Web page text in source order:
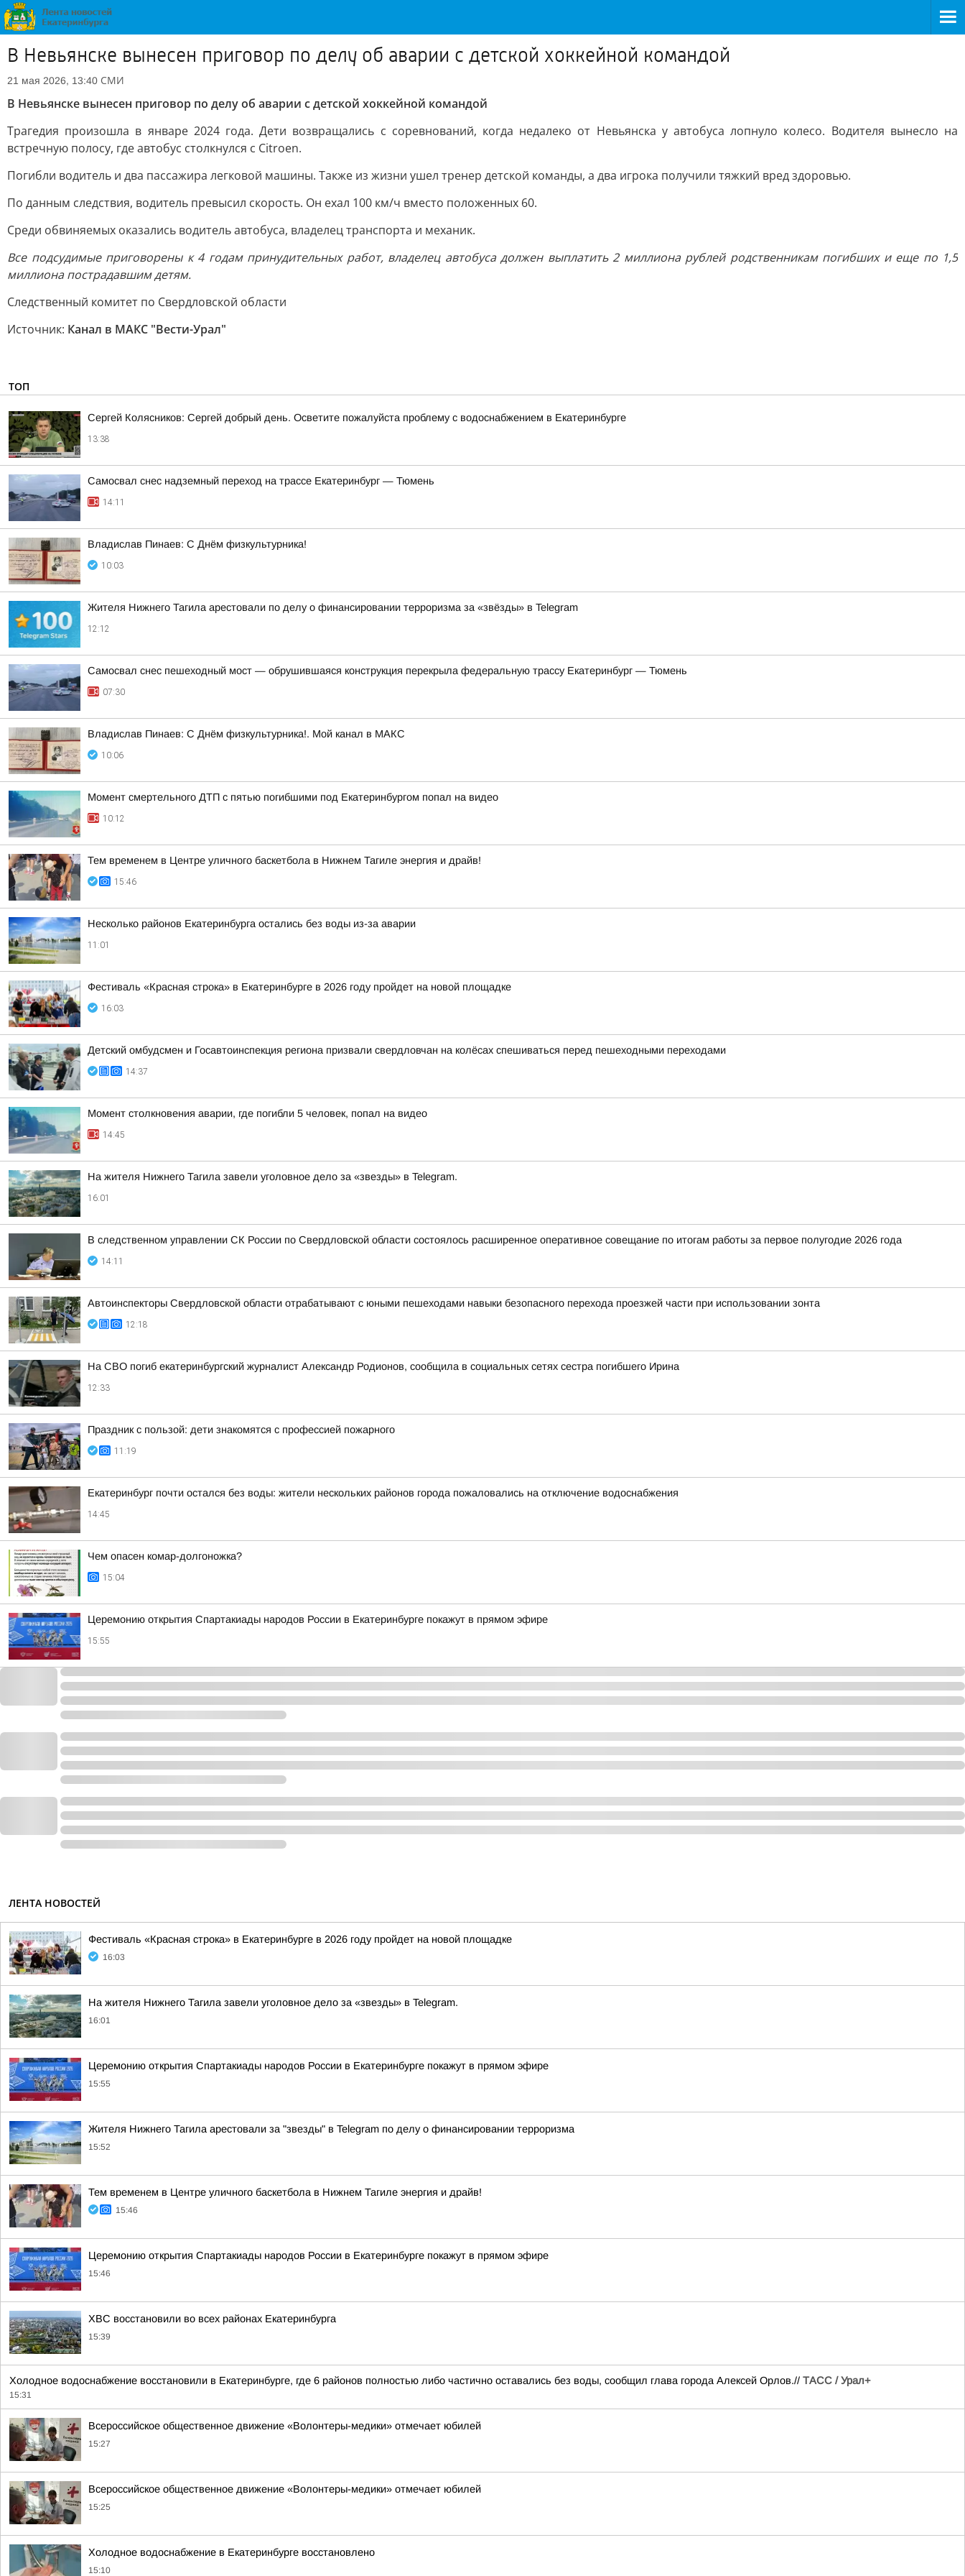
В Невьянске вынесен приговор по делу об аварии с детской хоккейной командой
21 мая 2026, 13:40 СМИ
В Невьянске вынесен приговор по делу об аварии с детской хоккейной командой
Трагедия произошла в январе 2024 года. Дети возвращались с соревнований, когда недалеко от Невьянска у автобуса лопнуло колесо. Водителя вынесло на
встречную полосу, где автобус столкнулся с Citroen.
Погибли водитель и два пассажира легковой машины. Также из жизни ушел тренер детской команды, а два игрока получили тяжкий вред здоровью.
По данным следствия, водитель превысил скорость. Он ехал 100 км/ч вместо положенных 60.
Среди обвиняемых оказались водитель автобуса, владелец транспорта и механик.
Все подсудимые приговорены к 4 годам принудительных работ, владелец автобуса должен выплатить 2 миллиона рублей родственникам погибших и еще по 1,5
миллиона пострадавшим детям.
Следственный комитет по Свердловской области
Источник: Канал в МАКС "Вести-Урал"
ТОП
Сергей Колясников: Сергей добрый день. Осветите пожалуйста проблему с водоснабжением в Екатеринбурге
13:38
Самосвал снес надземный переход на трассе Екатеринбург — Тюмень
14:11
Владислав Пинаев: С Днём физкультурника!
10:03
Жителя Нижнего Тагила арестовали по делу о финансировании терроризма за «звёзды» в Telegram
12:12
Самосвал снес пешеходный мост — обрушившаяся конструкция перекрыла федеральную трассу Екатеринбург — Тюмень
07:30
Владислав Пинаев: С Днём физкультурника!. Мой канал в МАКС
10:06
Момент смертельного ДТП с пятью погибшими под Екатеринбургом попал на видео
10:12
Тем временем в Центре уличного баскетбола в Нижнем Тагиле энергия и драйв!
15:46
Несколько районов Екатеринбурга остались без воды из-за аварии
11:01
Фестиваль «Красная строка» в Екатеринбурге в 2026 году пройдет на новой площадке
16:03
Детский омбудсмен и Госавтоинспекция региона призвали свердловчан на колёсах спешиваться перед пешеходными переходами
14:37
Момент столкновения аварии, где погибли 5 человек, попал на видео
14:45
На жителя Нижнего Тагила завели уголовное дело за «звезды» в Telegram.
16:01
В следственном управлении СК России по Свердловской области состоялось расширенное оперативное совещание по итогам работы за первое полугодие 2026 года
14:11
Автоинспекторы Свердловской области отрабатывают с юными пешеходами навыки безопасного перехода проезжей части при использовании зонта
12:18
На СВО погиб екатеринбургский журналист Александр Родионов, сообщила в социальных сетях сестра погибшего Ирина
12:33
Праздник с пользой: дети знакомятся с профессией пожарного
11:19
Екатеринбург почти остался без воды: жители нескольких районов города пожаловались на отключение водоснабжения
14:45
Чем опасен комар-долгоножка?
15:04
Церемонию открытия Спартакиады народов России в Екатеринбурге покажут в прямом эфире
15:55
ЛЕНТА НОВОСТЕЙ
Фестиваль «Красная строка» в Екатеринбурге в 2026 году пройдет на новой площадке
16:03
На жителя Нижнего Тагила завели уголовное дело за «звезды» в Telegram.
16:01
Церемонию открытия Спартакиады народов России в Екатеринбурге покажут в прямом эфире
15:55
Жителя Нижнего Тагила арестовали за "звезды" в Telegram по делу о финансировании терроризма
15:52
Тем временем в Центре уличного баскетбола в Нижнем Тагиле энергия и драйв!
15:46
Церемонию открытия Спартакиады народов России в Екатеринбурге покажут в прямом эфире
15:46
ХВС восстановили во всех районах Екатеринбурга
15:39
Холодное водоснабжение восстановили в Екатеринбурге, где 6 районов полностью либо частично оставались без воды, сообщил глава города Алексей Орлов.// ТАСС / Урал+
15:31
Всероссийское общественное движение «Волонтеры-медики» отмечает юбилей
15:27
Всероссийское общественное движение «Волонтеры-медики» отмечает юбилей
15:25
Холодное водоснабжение в Екатеринбурге восстановлено
15:10